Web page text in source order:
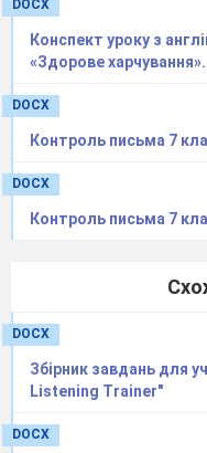
DOCX
Конспект уроку з
«Здорове харчування».
DOCX
Контроль письма 7
DOCX
Контроль письма 7
DOCX
Збірник завдань для
Listening Trainer"
DOCX